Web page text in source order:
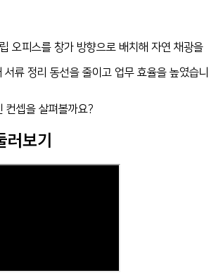
오피스를 창가 방향으로 배치해 자연 채광을
서류 정리 동선을 줄이고 업무 효율을 높였습니
컨셉을 살펴볼까요?
러보기